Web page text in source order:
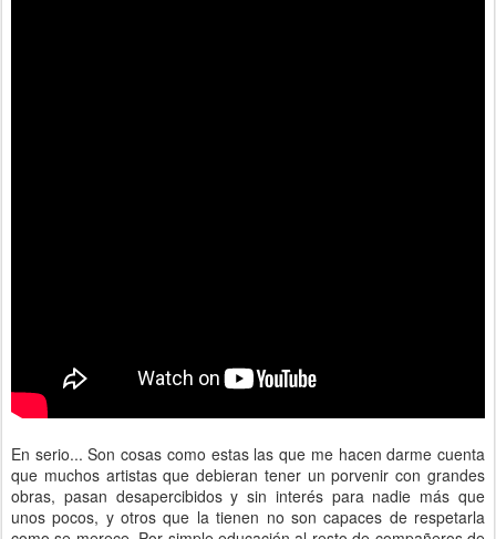
En serio... Son cosas como estas las que me hacen darme cuenta
que muchos artistas que debieran tener un porvenir con grandes
obras, pasan desapercibidos y sin interés para nadie más que
unos pocos, y otros que la tienen no son capaces de respetarla